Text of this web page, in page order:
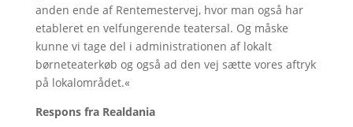
anden ende af Rentemestervej, hvor man også har
etableret en velfungerende teatersal. Og måske
kunne vi tage del i administrationen af lokalt
børneteaterkøb og også ad den vej sætte vores aftryk
på lokalområdet.«
Respons fra Realdania